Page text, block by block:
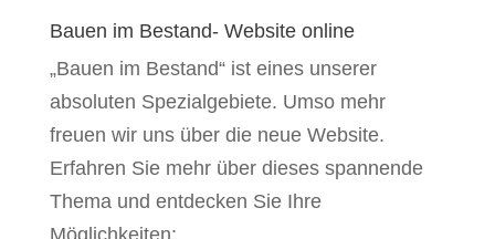
Bauen im Bestand- Website online
„Bauen im Bestand“ ist eines unserer
absoluten Spezialgebiete. Umso mehr
freuen wir uns über die neue Website.
Erfahren Sie mehr über dieses spannende
Thema und entdecken Sie Ihre
Möglichkeiten: